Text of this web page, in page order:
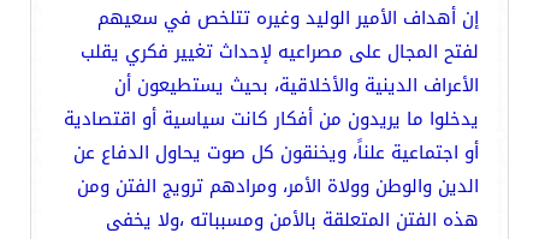
إن أهداف الأمير الوليد وغيره تتلخص في سعيهم
لفتح المجال على مصراعيه لإحداث تغيير فكري يقلب
الأعراف الدينية والأخلاقية، بحيث يستطيعون أن
يدخلوا ما يريدون من أفكار كانت سياسية أو اقتصادية
أو اجتماعية علناً، ويخنقون كل صوت يحاول الدفاع عن
الدين والوطن وولاة الأمر، ومرادهم ترويج الفتن ومن
هذه الفتن المتعلقة بالأمن ومسبباته ،ولا يخفى